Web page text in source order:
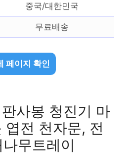
중국/대한민국
무료배송
페이지 확인
사봉 청진기 마
엽전 천자문, 전
무트레이